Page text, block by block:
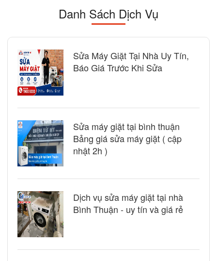
Danh Sách Dịch Vụ
Sửa Máy Giặt Tại Nhà Uy Tín,
Báo Giá Trước Khi Sửa
Sửa máy giặt tại bình thuận
Bảng giá sửa máy giặt ( cập
nhật 2h )
Dịch vụ sửa máy giặt tại nhà
Bình Thuận - uy tín và giá rẻ